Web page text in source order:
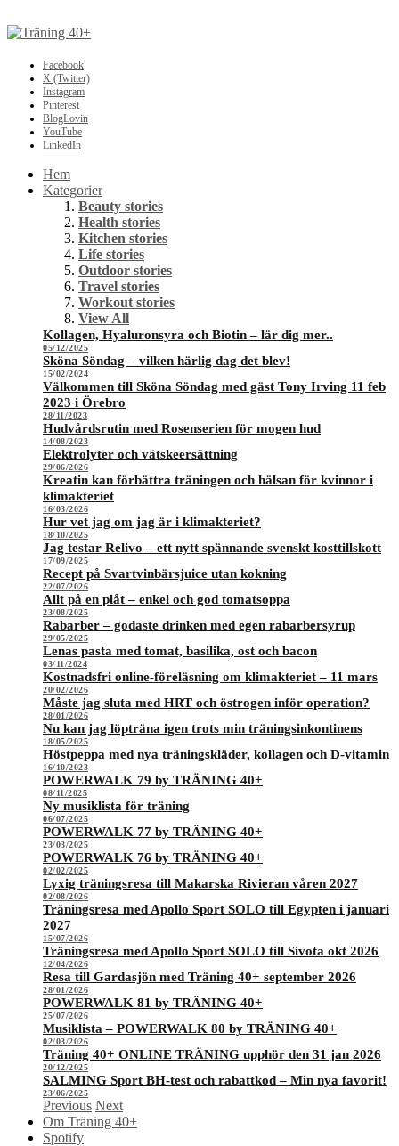
Facebook
X (Twitter)
Instagram
Pinterest
BlogLovin
YouTube
LinkedIn
Hem
Kategorier
Beauty stories
Health stories
Kitchen stories
Life stories
Outdoor stories
Travel stories
Workout stories
View All
Kollagen, Hyaluronsyra och Biotin – lär dig mer..
05/12/2025
Sköna Söndag – vilken härlig dag det blev!
15/02/2024
Välkommen till Sköna Söndag med gäst Tony Irving 11 feb
2023 i Örebro
28/11/2023
Hudvårdsrutin med Rosenserien för mogen hud
14/08/2023
Elektrolyter och vätskeersättning
29/06/2026
Kreatin kan förbättra träningen och hälsan för kvinnor i
klimakteriet
16/03/2026
Hur vet jag om jag är i klimakteriet?
18/10/2025
Jag testar Relivo – ett nytt spännande svenskt kosttillskott
17/09/2025
Recept på Svartvinbärsjuice utan kokning
22/07/2026
Allt på en plåt – enkel och god tomatsoppa
23/08/2025
Rabarber – godaste drinken med egen rabarbersyrup
29/05/2025
Lenas pasta med tomat, basilika, ost och bacon
03/11/2024
Kostnadsfri online-föreläsning om klimakteriet – 11 mars
20/02/2026
Måste jag sluta med HRT och östrogen inför operation?
28/01/2026
Nu kan jag löpträna igen trots min träningsinkontinens
18/05/2025
Höstpeppa med nya träningskläder, kollagen och D-vitamin
16/10/2023
POWERWALK 79 by TRÄNING 40+
08/11/2025
Ny musiklista för träning
06/07/2025
POWERWALK 77 by TRÄNING 40+
23/03/2025
POWERWALK 76 by TRÄNING 40+
02/02/2025
Lyxig träningsresa till Makarska Rivieran våren 2027
02/08/2026
Träningsresa med Apollo Sport SOLO till Egypten i januari
2027
15/07/2026
Träningsresa med Apollo Sport SOLO till Sivota okt 2026
12/04/2026
Resa till Gardasjön med Träning 40+ september 2026
28/01/2026
POWERWALK 81 by TRÄNING 40+
25/07/2026
Musiklista – POWERWALK 80 by TRÄNING 40+
02/03/2026
Träning 40+ ONLINE TRÄNING upphör den 31 jan 2026
20/12/2025
SALMING Sport BH-test och rabattkod – Min nya favorit!
23/06/2025
Previous Next
Om Träning 40+
Spotify